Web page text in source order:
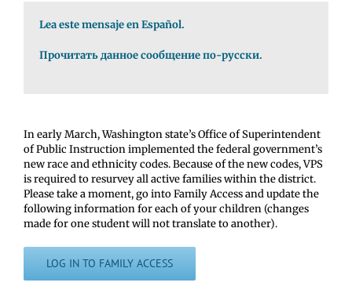
Lea este mensaje en Español.
Прочитать данное сообщение по-русски.
In early March, Washington state’s Office of Superintendent
of Public Instruction implemented the federal government’s
new race and ethnicity codes. Because of the new codes, VPS
is required to resurvey all active families within the district.
Please take a moment, go into Family Access and update the
following information for each of your children (changes
made for one student will not translate to another).
LOG IN TO FAMILY ACCESS